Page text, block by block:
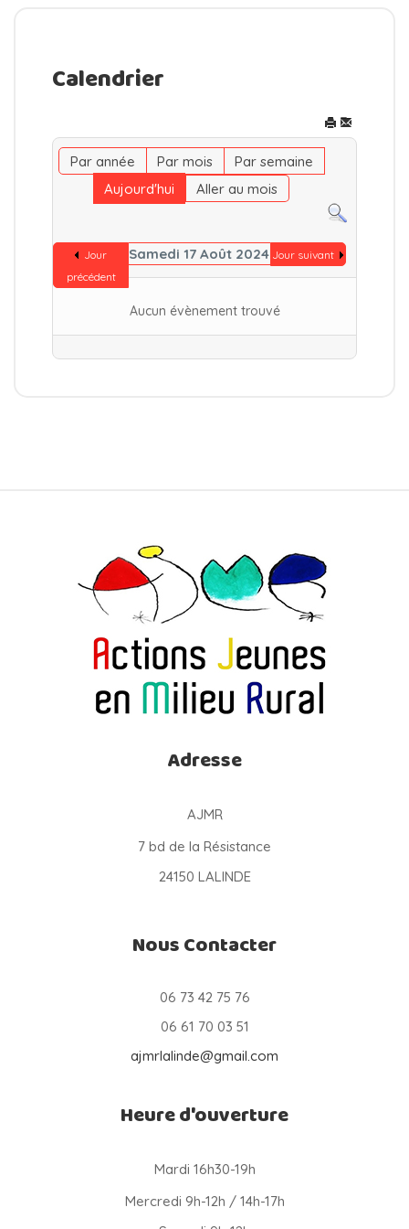
Calendrier
Par année Par mois
Par semaine
Aujourd'hui
Aller au mois
Jour
précédent
Samedi 17 Août 2024 Jour suivant
Aucun évènement trouvé
Adresse
AJMR
7 bd de la Résistance
24150 LALINDE
Nous Contacter
06 73 42 75 76
06 61 70 03 51
ajmrlalinde@gmail.com
Heure d'ouverture
Mardi 16h30-19h
Mercredi 9h-12h / 14h-17h